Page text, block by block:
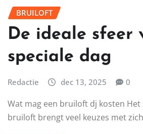
BRUILOFT
De ideale sfeer
speciale dag
Redactie dec 13, 2025 0
Wat mag een bruiloft dj kosten Het
bruiloft brengt veel keuzes met